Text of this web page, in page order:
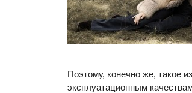
Поэтому, конечно же, такое
эксплуатационным